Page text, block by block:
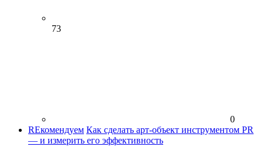
73
0
REкомендуем Как сделать арт-объект инструментом PR
— и измерить его эффективность